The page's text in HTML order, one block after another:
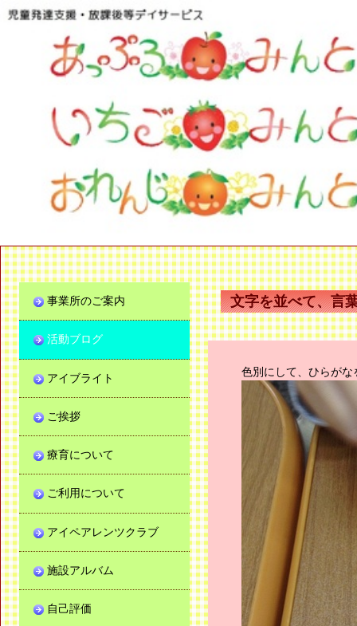
文字を並べて、言
色別にして、ひらが
事業所のご案内
活動ブログ
アイブライト
ご挨拶
療育について
ご利用について
アイペアレンツクラブ
施設アルバム
自己評価